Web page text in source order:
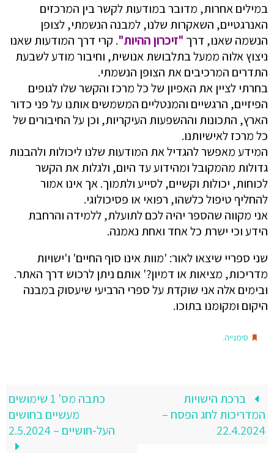
במילים אחרות, מדובר במודעות לקשר בין המרכזים
האנרגטיים, השאקרות שלנו, למבנה הנשמתי, לצופן
הנשמה שאנו, דרך "זיכרון ההיות". קרי דרך המודעות שאנו
ניצוץ אלוה ממעל בתלבושת אנושית, וחיבור מודע לשבעת
התדרים המרכיבים את הצופן הנשמתי.
בחרתי לציין את האפיון של כל מרכז והקשר שלו לגופים
הפיזיים, הרגשיים והמנטליים המשמשים אותנו על פני כדור
הארץ, התכונות וההשפעות העיקריות, וכן על החיבורים של
כל מרכז לאישיותנו.
המידע מאפשר להגדיל את המודעות שלנו ליכולות ולהבנות
גדולות מהמקובל ומהידוע עד היום, ולגלות את הקשר
לכוחות, יכולות וקשיים, לסייע ולתמוך. אך אינו אמור
להחליף טיפול כלשהו, רפואי או פסיכולוגי.
אני מקווה שהספר יהיה לכם לתועלת, ללמידה והרחבת
הידע וכי ישרת כל אחד ואחת נאמנה.
שני ספריי שיצאו לאור: 'מוות אינו סוף החיים' ו'ישויות
מדריכות, מציאות או דמיון?' אותם ניתן לרכוש דרך האתר.
ובימים אלה אני שוקדת על ספרי הרביעי שיעסוק במבנה
היקום ומקומנו בתוכו.
סימנייה.
ברכת הישויות
המדריכות לחג הפסח –
22.4.2024
כתבה מס' 1 שימושים
מעשיים בחושים
העל-חושיים – 2.5.2024